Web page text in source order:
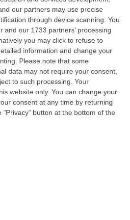
our partners may use precise
through device scanning. You
and our 1733 partners’ processing
you may click to refuse to
information and change your
Please note that some
data may not require your consent,
to such processing. Your
website only. You can change your
consent at any time by returning
"Privacy" button at the bottom of the
del territorio nel quartiere Ciambra
ad alta densità criminale. L’o…
A 8 Euro E Welfare Per I Pendolari:
Contratto Integrativo
per la sottoscrizione del Contratto
personale del comparto della Regione…